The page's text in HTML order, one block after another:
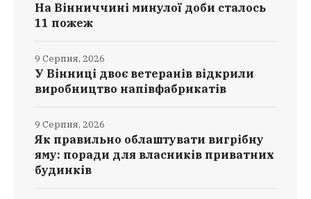
На Вінниччині минулої доби сталось
11 пожеж
У Вінниці двоє ветеранів відкрили
виробництво напівфабрикатів
9 Серпня, 2026
Як правильно облаштувати вигрібну
яму: поради для власників приватних
будинків
9 Серпня, 2026